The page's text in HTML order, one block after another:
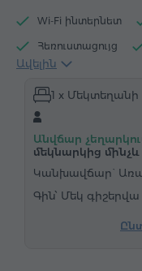
Wi-Fi ինտերնետ
Հեռուստացույց
Էլեկտրական թեյնիկ
Սրբիչներ
Ջեռուցում
Աթոռ
Ավելին
1 x Մեկտեղանի
Անվճար
մեկնարկից
Կանխավճար`
Մեկ գիշերվա